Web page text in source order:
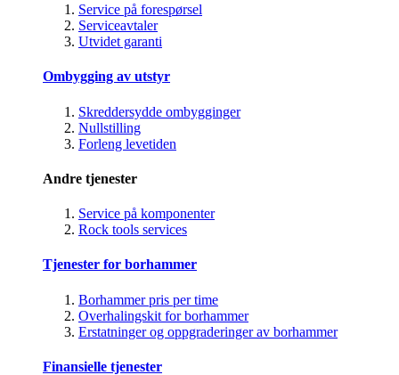
Service på forespørsel
Serviceavtaler
Utvidet garanti
Ombygging av utstyr
Skreddersydde ombygginger
Nullstilling
Forleng levetiden
Andre tjenester
Service på komponenter
Rock tools services
Tjenester for borhammer
Borhammer pris per time
Overhalingskit for borhammer
Erstatninger og oppgraderinger av borhammer
Finansielle tjenester